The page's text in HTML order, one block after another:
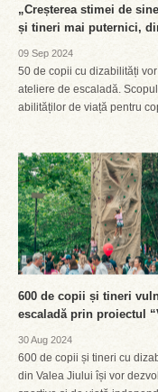
„Creșterea stimei de
și tineri mai puternici,
09 Sep 2024
50 de copii cu dizabilități
ateliere de escaladă.
abilităților de viață pentru
600 de copii și tineri
escaladă prin proiectul
30 Aug 2024
600 de copii și tineri cu
din Valea Jiului își vor